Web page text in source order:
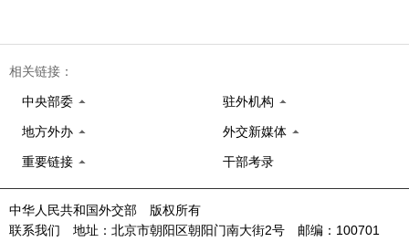
相关链接：
中央部委 驻外机构
地方外办 外交新媒体
重要链接 干部考录
中华人民共和国外交部 版权所有
联系我们 地址：北京市朝阳区朝阳门南大街2号 邮编：100701